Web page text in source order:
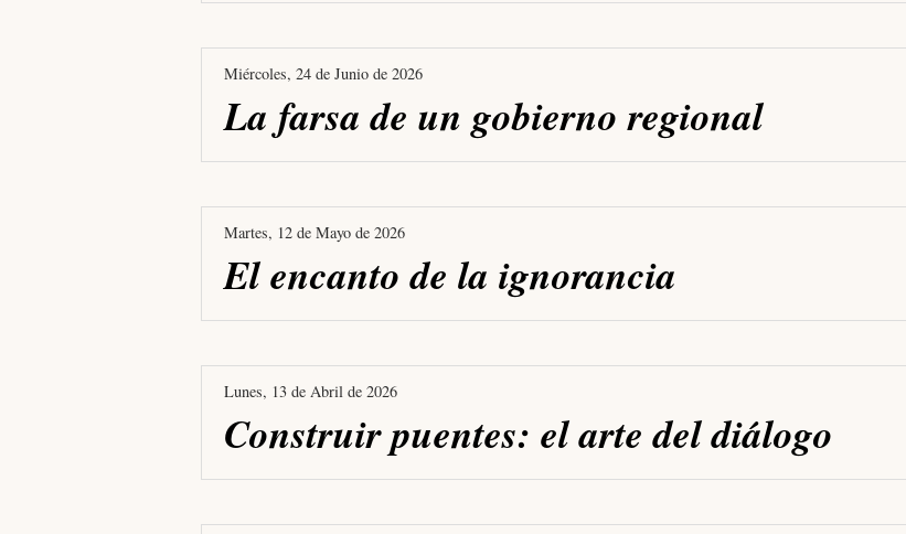
Miércoles, 24 de Junio de 2026
La farsa de un gobierno regional
Martes, 12 de Mayo de 2026
El encanto de la ignorancia
Lunes, 13 de Abril de 2026
Construir puentes: el arte del diálogo